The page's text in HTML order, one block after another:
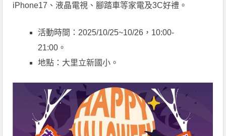
iPhone17、液晶電視、腳踏車等家電及3C好禮。
活動時間：2025/10/25~10/26，10:00-
21:00。
地點：大里立新國小。